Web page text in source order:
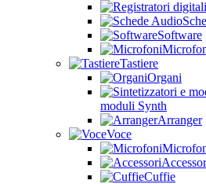
Software
Tastiere
Organi
moduli Synth
Arranger
Voce
Cuffie